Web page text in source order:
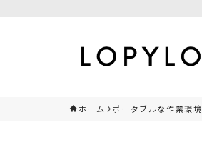
ホーム ポータブルな作業環境